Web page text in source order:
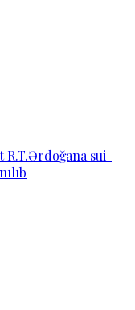
R.T.Ərdoğana sui-